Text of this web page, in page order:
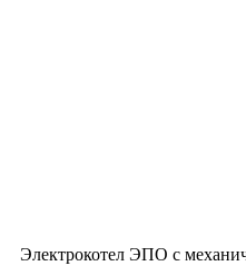
Электрокотел ЭПО с